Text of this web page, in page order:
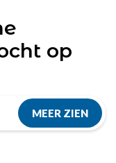
op
MEER ZIEN